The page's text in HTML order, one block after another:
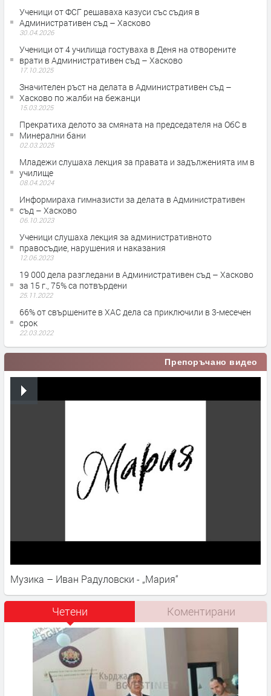
Ученици от ФСГ решаваха казуси със съдия в
Административен съд – Хасково
30.04.2026
Ученици от 4 училища гостуваха в Деня на отворените
врати в Административен съд – Хасково
17.10.2025
Значителен ръст на делата в Административен съд –
Хасково по жалби на бежанци
15.03.2025
Прекратиха делото за смяната на председателя на ОбС в
Минерални бани
02.03.2025
Младежи слушаха лекция за правата и задълженията им в
училище
08.04.2024
Информираха гимназисти за делата в Административен
съд – Хасково
06.10.2023
Ученици слушаха лекция за административното
правосъдие, нарушения и наказания
12.06.2023
19 000 дела разгледани в Административен съд – Хасково
за 15 г., 75% са потвърдени
25.11.2022
66% от свършените в ХАС дела са приключили в 3-месечен
срок
22.03.2022
Препоръчано видео
Музика – Иван Радуловски - „Мария“
Четени Коментирани